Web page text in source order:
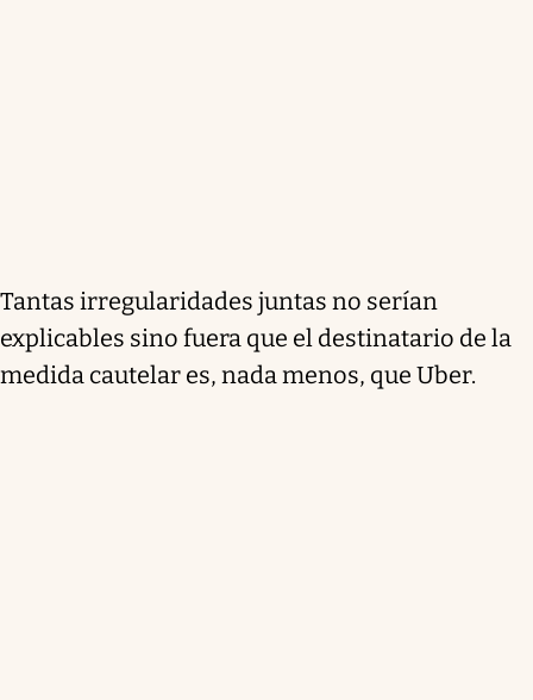
Tantas irregularidades juntas no serían
explicables sino fuera que el destinatario de la
medida cautelar es, nada menos, que Uber.